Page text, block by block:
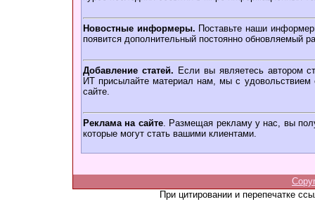
Новостные информеры. Поставьте наши
появится дополнительный постоянно обновляемый
Добавление статей. Если вы являетесь автором
ИТ присылайте материал нам, мы с удовольствием
сайте.
Реклама на сайте. Размещая рекламу у нас, вы
которые могут стать вашими клиентами.
При цитировании и перепечатке